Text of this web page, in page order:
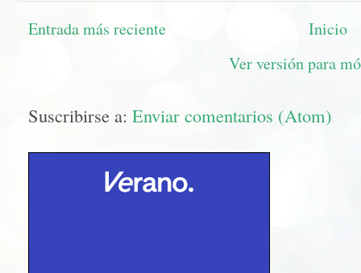
Entrada más reciente
Inicio
Ver versión para
Suscribirse a: Enviar comentarios (Atom)